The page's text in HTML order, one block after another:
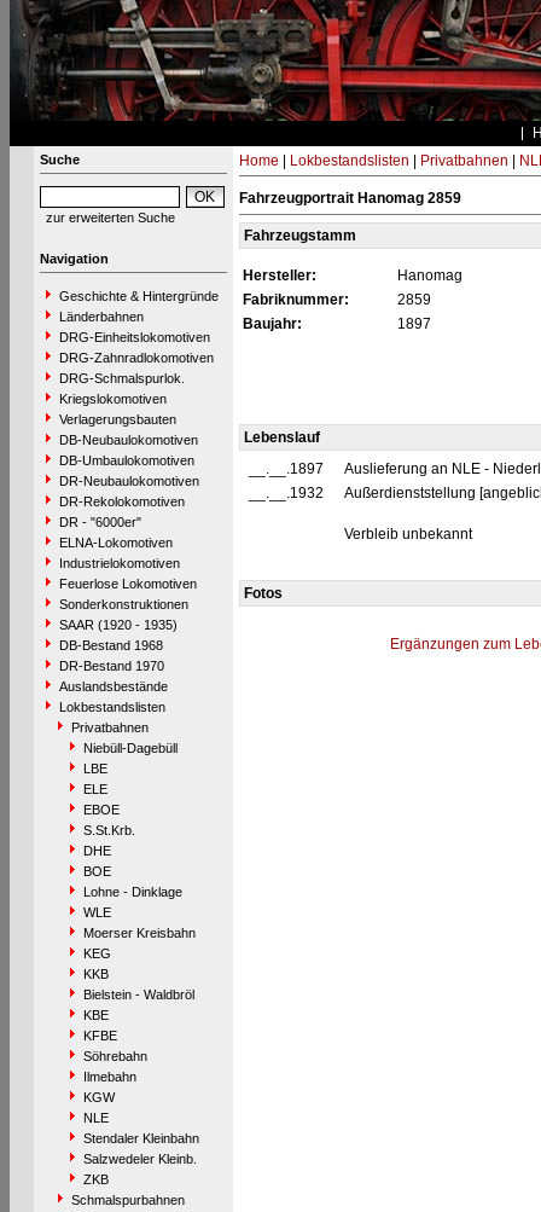
Suche
zur erweiterten Suche
Navigation
Geschichte & Hintergründe
Länderbahnen
DRG-Einheitslokomotiven
DRG-Zahnradlokomotiven
DRG-Schmalspurlok.
Kriegslokomotiven
Verlagerungsbauten
DB-Neubaulokomotiven
DB-Umbaulokomotiven
DR-Neubaulokomotiven
DR-Rekolokomotiven
DR - "6000er"
ELNA-Lokomotiven
Industrielokomotiven
Feuerlose Lokomotiven
Sonderkonstruktionen
SAAR (1920 - 1935)
DB-Bestand 1968
DR-Bestand 1970
Auslandsbestände
Lokbestandslisten
Privatbahnen
Niebüll-Dagebüll
LBE
ELE
EBOE
S.St.Krb.
DHE
BOE
Lohne - Dinklage
WLE
Moerser Kreisbahn
KEG
KKB
Bielstein - Waldbröl
KBE
KFBE
Söhrebahn
Ilmebahn
KGW
NLE
Stendaler Kleinbahn
Salzwedeler Kleinb.
ZKB
Schmalspurbahnen
Home Lokbestandslisten Privatbahnen
Fahrzeugportrait Hanomag 2859
Fahrzeugstamm
Hersteller:
Hanomag
Fabriknummer:
2859
Baujahr:
1897
Lebenslauf
__.__.1897
Auslieferung an NLE -
__.__.1932
Außerdienststellung
Verbleib unbekannt
Fotos
Ergänzungen zum